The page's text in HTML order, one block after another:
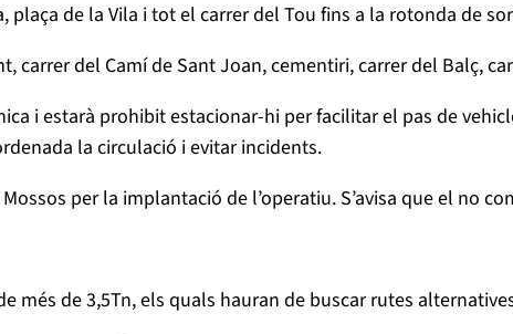
plaça de la Vila i tot el carrer del Tou fins a la rotonda de
carrer del Camí de Sant Joan, cementiri, carrer del Balç,
i estarà prohibit estacionar-hi per facilitar el pas de
la circulació i evitar incidents.
per la implantació de l’operatiu. S’avisa que el no
més de 3,5Tn, els quals hauran de buscar rutes